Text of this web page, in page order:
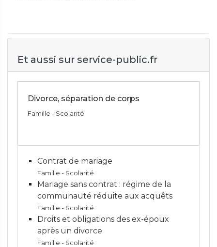
Et aussi sur service-public.fr
Divorce, séparation de corps
Famille - Scolarité
Contrat de mariage
Famille - Scolarité
Mariage sans contrat : régime de la
communauté réduite aux acquêts
Famille - Scolarité
Droits et obligations des ex-époux
après un divorce
Famille - Scolarité